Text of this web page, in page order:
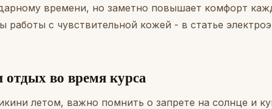
времени, но заметно повышает комфорт
работы с чувствительной кожей - в статье
во время курса
летом, важно помнить о запрете на солнце и